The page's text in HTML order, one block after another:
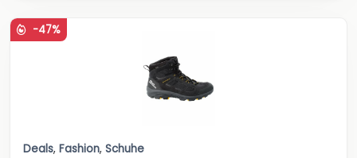
-47%
Deals, Fashion, Schuhe